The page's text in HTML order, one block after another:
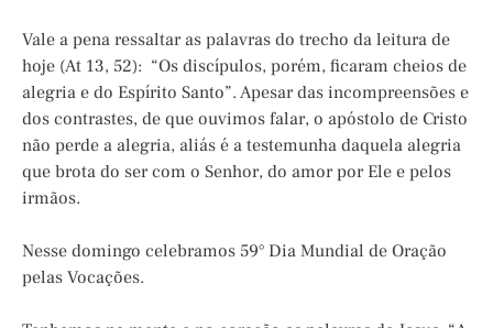
Vale a pena ressaltar as palavras do trecho da leitura de
hoje (At 13, 52): “Os discípulos, porém, ficaram cheios de
alegria e do Espírito Santo”. Apesar das incompreensões e
dos contrastes, de que ouvimos falar, o apóstolo de Cristo
não perde a alegria, aliás é a testemunha daquela alegria
que brota do ser com o Senhor, do amor por Ele e pelos
irmãos.
Nesse domingo celebramos 59° Dia Mundial de Oração
pelas Vocações.